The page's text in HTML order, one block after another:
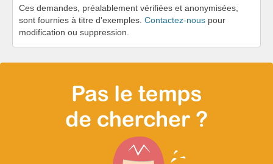
Ces demandes, préalablement vérifiées et anonymisées,
sont fournies à titre d'exemples. Contactez-nous pour
modification ou suppression.